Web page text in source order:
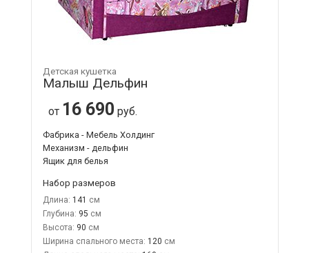
Детская кушетка
Малыш Дельфин
от 16 690 руб.
Фабрика - Мебель Холдинг
Механизм - дельфин
Ящик для белья
Набор размеров
Длина: 141
Глубина: 95
Высота: 90
Ширина спального места: 120